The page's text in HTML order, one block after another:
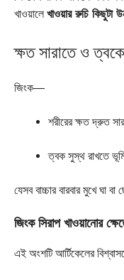
খাওয়ালে খাওয়ার রুচি কিছুটা
ক্ষত সারাতে ও
জিংক—
শরীরের ক্ষত দ্রুত
ত্বক সুস্থ রাখতে
যেসব বাচ্চার বারবার মুখে ঘা
জিংক সিরাপ খাওয়ানোর
এই অংশটি আর্টিকেলের